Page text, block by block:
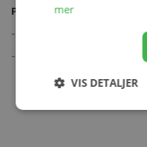
Produktspesifikasjoner:
- 70% Merinoull, 30%
- Sertifisering: OEKO-TEX
mer
VIS DETALJER